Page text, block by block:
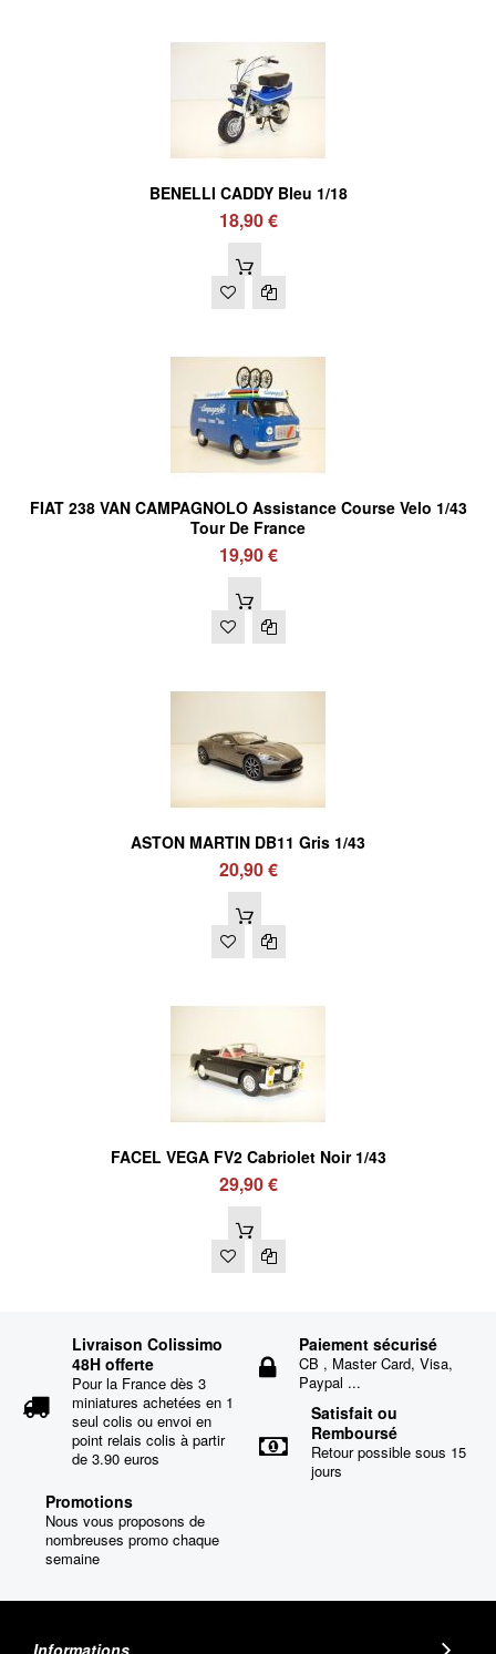
BENELLI CADDY Bleu 1/18
18,90 €
FIAT 238 VAN CAMPAGNOLO Assistance Course Velo 1/43
Tour De France
19,90 €
ASTON MARTIN DB11 Gris 1/43
20,90 €
FACEL VEGA FV2 Cabriolet Noir 1/43
29,90 €
Livraison Colissimo
48H offerte
Pour la France dès 3
miniatures achetées en 1
seul colis ou envoi en
point relais colis à partir
de 3.90 euros
Paiement sécurisé
CB , Master Card, Visa,
Paypal ...
Satisfait ou
Remboursé
Retour possible sous 15
jours
Promotions
Nous vous proposons de
nombreuses promo chaque
semaine
Informations